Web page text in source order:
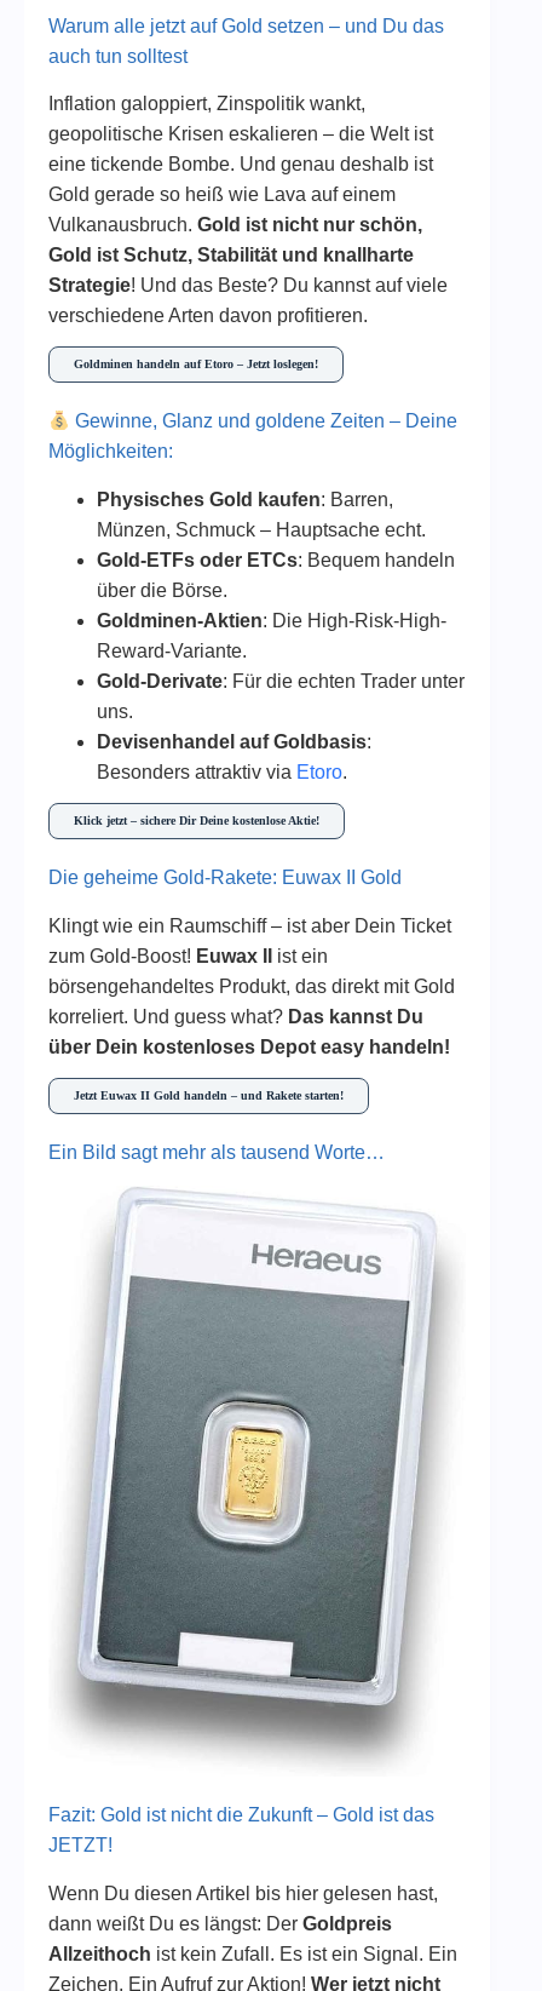
Warum alle jetzt auf Gold setzen – und Du das
auch tun solltest
Inflation galoppiert, Zinspolitik wankt,
geopolitische Krisen eskalieren – die Welt ist
eine tickende Bombe. Und genau deshalb ist
Gold gerade so heiß wie Lava auf einem
Vulkanausbruch. Gold ist nicht nur schön,
Gold ist Schutz, Stabilität und knallharte
Strategie! Und das Beste? Du kannst auf viele
verschiedene Arten davon profitieren.
Goldminen handeln auf Etoro – Jetzt loslegen!
Gewinne, Glanz und goldene Zeiten – Deine
Möglichkeiten:
Physisches Gold kaufen: Barren,
Münzen, Schmuck – Hauptsache echt.
Gold-ETFs oder ETCs: Bequem handeln
über die Börse.
Goldminen-Aktien: Die High-Risk-High-
Reward-Variante.
Gold-Derivate: Für die echten Trader unter
uns.
Devisenhandel auf Goldbasis:
Besonders attraktiv via Etoro.
Klick jetzt – sichere Dir Deine kostenlose Aktie!
Die geheime Gold-Rakete: Euwax II Gold
Klingt wie ein Raumschiff – ist aber Dein Ticket
zum Gold-Boost! Euwax II
ist ein
börsengehandeltes Produkt, das direkt mit Gold
korreliert. Und guess what? Das kannst Du
über Dein kostenloses Depot easy handeln!
Jetzt Euwax II Gold handeln – und Rakete starten!
Ein Bild sagt mehr als tausend Worte…
Fazit: Gold ist nicht die Zukunft – Gold ist das
JETZT!
Wenn Du diesen Artikel bis hier gelesen hast,
dann weißt Du es längst: Der Goldpreis
Allzeithoch ist kein Zufall. Es ist ein Signal. Ein
Zeichen. Ein Aufruf zur Aktion! Wer jetzt nicht